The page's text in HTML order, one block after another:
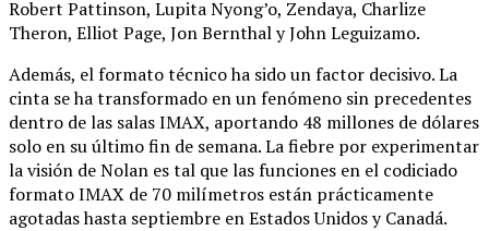
Robert Pattinson, Lupita Nyong’o, Zendaya, Charlize
Theron, Elliot Page, Jon Bernthal y John Leguizamo.
Además, el formato técnico ha sido un factor decisivo. La
cinta se ha transformado en un fenómeno sin precedentes
dentro de las salas IMAX, aportando 48 millones de dólares
solo en su último fin de semana. La fiebre por experimentar
la visión de Nolan es tal que las funciones en el codiciado
formato IMAX de 70 milímetros están prácticamente
agotadas hasta septiembre en Estados Unidos y Canadá.